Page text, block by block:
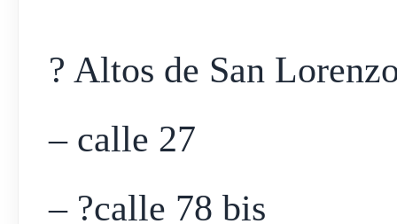
? Altos de San
– calle 27
– ?calle 78 bis